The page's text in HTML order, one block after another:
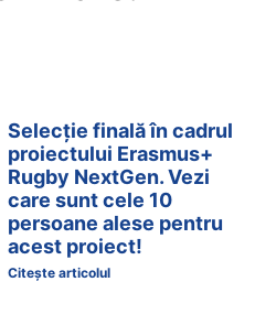
Selecție finală în cadrul
proiectului Erasmus+
Rugby NextGen. Vezi
care sunt cele 10
persoane alese pentru
acest proiect!
Citește articolul